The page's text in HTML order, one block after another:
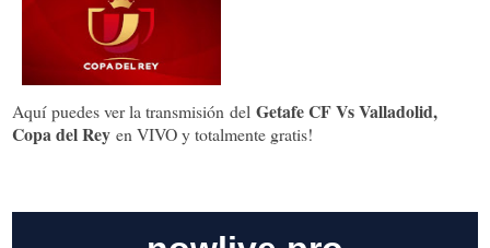
Aquí puedes ver la transmisión del Getafe CF Vs Valladolid,
Copa del Rey en VIVO y totalmente gratis!